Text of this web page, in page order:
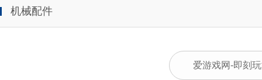
机械配件
爱游戏网-即刻